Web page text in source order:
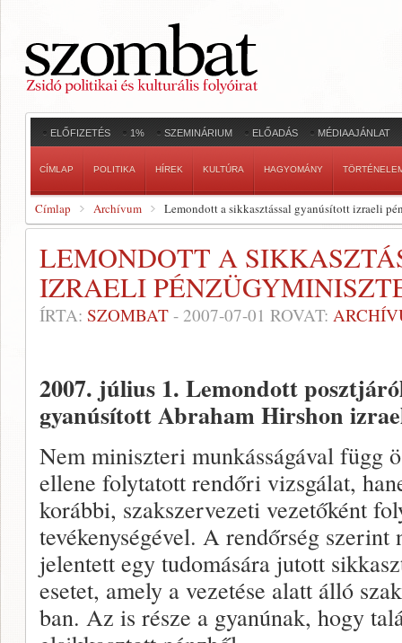
ELŐFIZETÉS 1% SZEMINÁRIUM ELŐADÁS MÉDIAAJÁNLAT
CÍMLAP POLITIKA HÍREK KULTÚRA HAGYOMÁNY
Címlap Archívum Lemondott a sikkasztással gyanúsított izraeli
LEMONDOTT A
IZRAELI
ÍRTA: SZOMBAT - 2007-07-01 ROVAT:
2007. július 1. Lemondott
gyanúsított Abraham Hirshon
Nem miniszteri munkásságával függ
ellene folytatott rendőri vizsgálat,
korábbi, szakszervezeti vezetőként
tevékenységével. A rendőrség szerint
jelentett egy tudomására jutott
esetet, amely a vezetése alatt álló
ban. Az is része a gyanúnak, hogy